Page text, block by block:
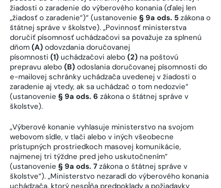
žiadosti o zaradenie do výberového konania (ďalej len
„žiadosť o zaradenie“)“ (ustanovenie § 9a ods. 5 zákona o
štátnej správe v školstve). „Povinnosť ministerstva
doručiť písomnosť uchádzačovi sa považuje za splnenú
dňom (A) odovzdania doručovanej
písomnosti (1) uchádzačovi alebo (2) na poštovú
prepravu alebo (B) odoslania doručovanej písomnosti do
e-mailovej schránky uchádzača uvedenej v žiadosti o
zaradenie aj vtedy, ak sa uchádzač o tom nedozvie“
(ustanovenie § 9a ods. 6 zákona o štátnej správe v
školstve).
„Výberové konanie vyhlasuje ministerstvo na svojom
webovom sídle, v tlači alebo v iných všeobecne
prístupných prostriedkoch masovej komunikácie,
najmenej tri týždne pred jeho uskutočnením“
(ustanovenie § 9a ods. 7 zákona o štátnej správe v
školstve“). „Ministerstvo nezaradí do výberového konania